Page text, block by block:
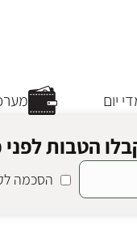
יום
הטבות
הסכמה